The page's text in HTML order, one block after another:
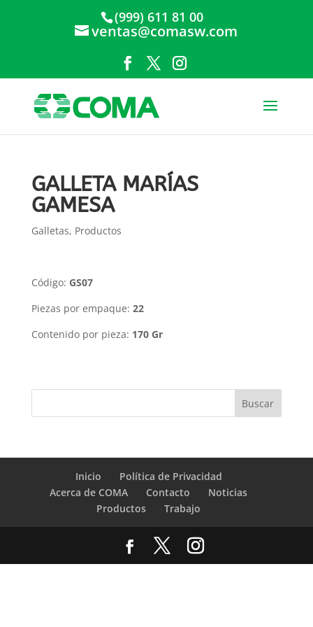
(999) 611 81 00
ventas@comasw.com
GALLETA MARÍAS
GAMESA
Galletas, Productos
Código: GS07
Piezas por empaque: 22
Contenido por pieza: 170 Gr
Inicio
Política de Privacidad
Acerca de COMA
Contacto
Noticias
Productos
Trabajo